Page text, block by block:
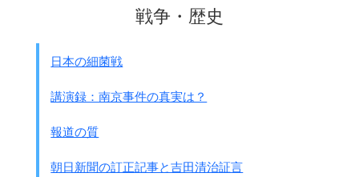
ホメオスタシスといって
身体に変化があったときには、
自ら補修して本来の自分に戻ろうとする
自己保持機能があります。
身体を修復します。
炎症反応をおこして修復する働きです
咳も下痢も嘔吐も不都合な物を
戦争・歴史
日本の細菌戦
講演録：南京事件の真実は？
報道の質
朝日新聞の訂正記事と吉田清治証言